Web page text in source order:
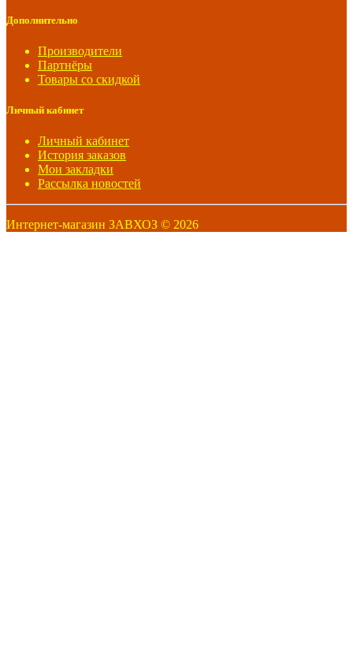
Дополнительно
Производители
Партнёры
Товары со скидкой
Личный кабинет
Личный кабинет
История заказов
Мои закладки
Рассылка новостей
Интернет-магазин ЗАВХОЗ © 2026